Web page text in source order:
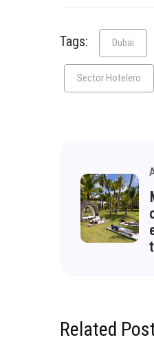
Tags: Dubai
Sector Hotelero
Related